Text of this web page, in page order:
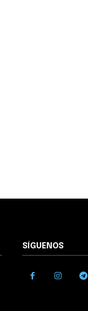
SÍGUENOS